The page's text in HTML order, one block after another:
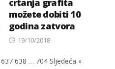
crtanja grafita
možete dobiti 10
godina zatvora
Posted
19/10/2018
637 638 … 704 Sljedeća »